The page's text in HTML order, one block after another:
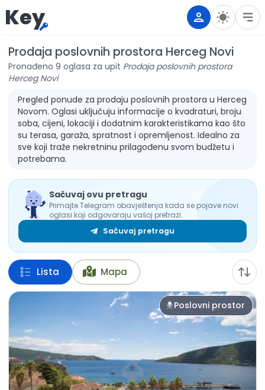
Key
Prodaja poslovnih prostora Herceg Novi
Pronađeno 9 oglasa za upit Prodaja poslovnih prostora
Herceg Novi
Pregled ponude za prodaju poslovnih prostora u Herceg
Novom. Oglasi uključuju informacije o kvadraturi, broju
soba, cijeni, lokaciji i dodatnim karakteristikama kao što
su terasa, garaža, spratnost i opremljenost. Idealno za
sve koji traže nekretninu prilagođenu svom budžetu i
potrebama.
Sačuvaj ovu pretragu
Primajte Telegram obavještenja kada se pojave novi
oglasi koji odgovaraju vašoj pretrazi.
Sačuvaj pretragu
Lista Mapa
Poslovni prostor